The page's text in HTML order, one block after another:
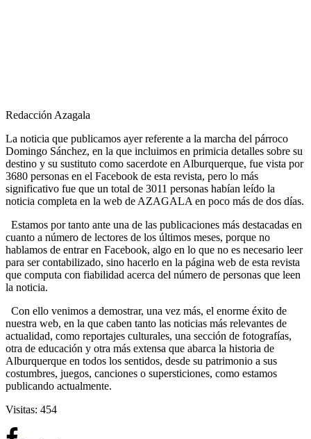
Redacción Azagala
La noticia que publicamos ayer referente a la marcha del párroco
Domingo Sánchez, en la que incluimos en primicia detalles sobre su
destino y su sustituto como sacerdote en Alburquerque, fue vista por
3680 personas en el Facebook de esta revista, pero lo más
significativo fue que un total de 3011 personas habían leído la
noticia completa en la web de AZAGALA en poco más de dos días.
Estamos por tanto ante una de las publicaciones más destacadas en
cuanto a número de lectores de los últimos meses, porque no
hablamos de entrar en Facebook, algo en lo que no es necesario leer
para ser contabilizado, sino hacerlo en la página web de esta revista
que computa con fiabilidad acerca del número de personas que leen
la noticia.
Con ello venimos a demostrar, una vez más, el enorme éxito de
nuestra web, en la que caben tanto las noticias más relevantes de
actualidad, como reportajes culturales, una sección de fotografías,
otra de educación y otra más extensa que abarca la historia de
Alburquerque en todos los sentidos, desde su patrimonio a sus
costumbres, juegos, canciones o supersticiones, como estamos
publicando actualmente.
Visitas: 454